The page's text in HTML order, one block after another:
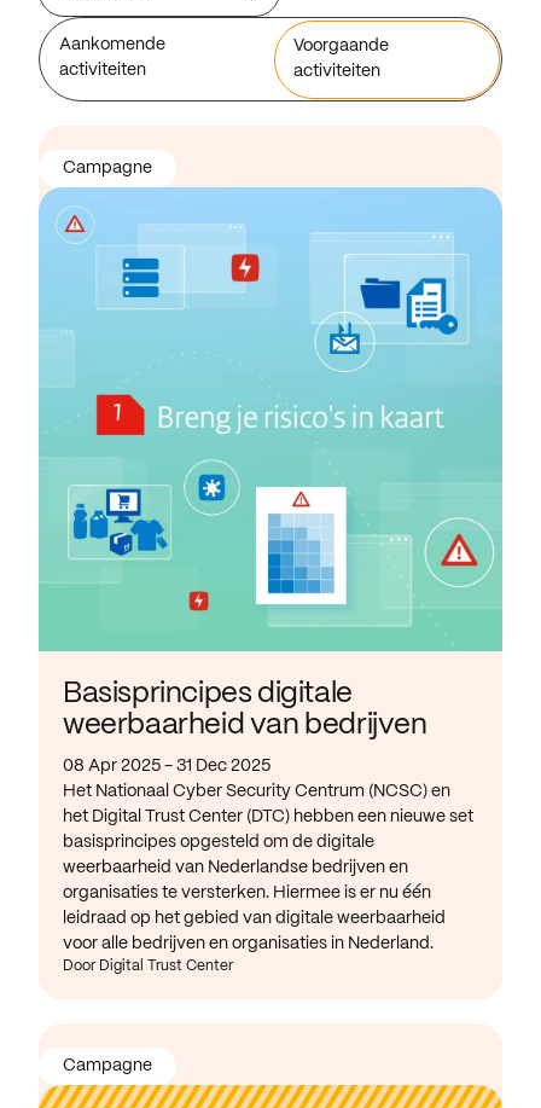
Aankomende
activiteiten
Voorgaande
activiteiten
Basisprincipes digitale
weerbaarheid van bedrijven
08 Apr 2025 - 31 Dec 2025
Het Nationaal Cyber Security Centrum (NCSC) en
het Digital Trust Center (DTC) hebben een nieuwe set
basisprincipes opgesteld om de digitale
weerbaarheid van Nederlandse bedrijven en
organisaties te versterken. Hiermee is er nu één
leidraad op het gebied van digitale weerbaarheid
voor alle bedrijven en organisaties in Nederland.
Door Digital Trust Center
Campagne
Campagne